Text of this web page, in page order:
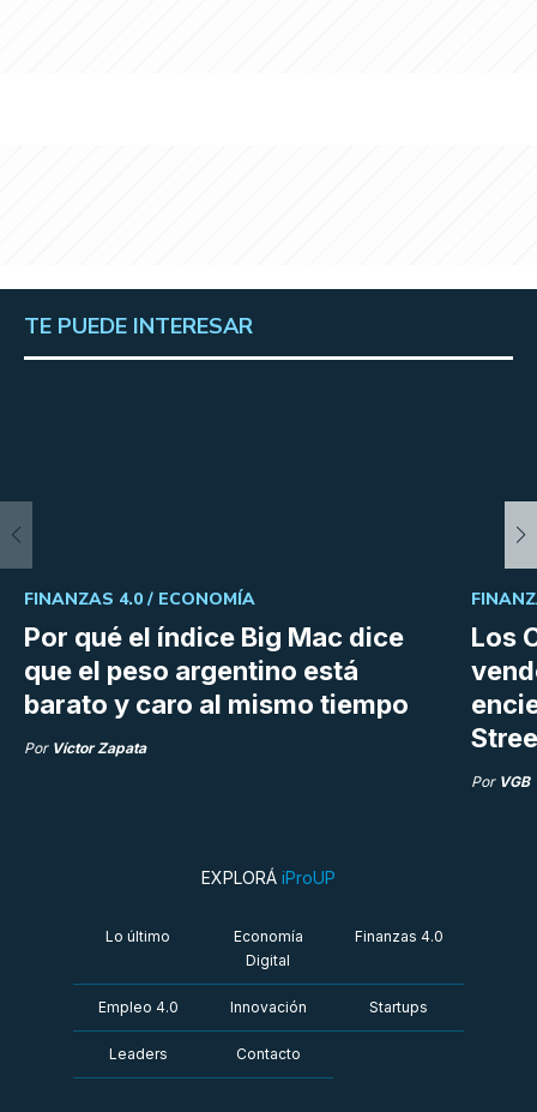
TE PUEDE INTERESAR
Por qué el índice Big Mac dice
que el peso argentino está
barato y caro al mismo tiempo
FINANZAS 4.0 / ECONOMÍA
Por Víctor Zapata
Los
Por VGB
EXPLORÁ iProUP
Lo último
Economía
Digital
Finanzas 4.0
Empleo 4.0 Innovación Startups
Leaders Contacto